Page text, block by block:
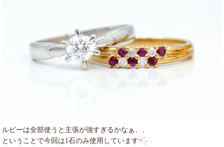
ルビーは全部使うと主張が強すぎるかなぁ、、
ということで今回は1石のみ使用していますෆ ̖́-